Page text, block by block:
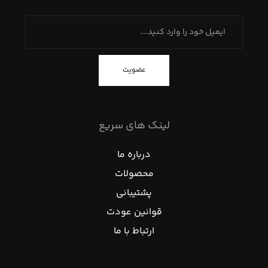
عضویت
لینک های سریع
درباره ما
محصولات
پشتیبانی
قوانین عودت
ارتباط با ما